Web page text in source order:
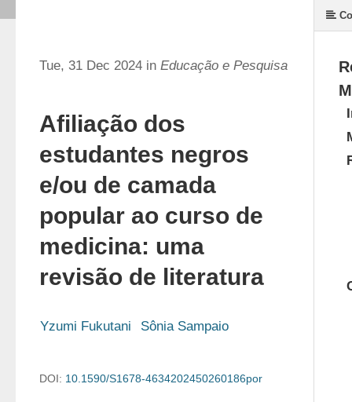
Tue, 31 Dec 2024 in Educação e Pesquisa
Afiliação dos
estudantes negros
e/ou de camada
popular ao curso de
medicina: uma
revisão de literatura
Yzumi Fukutani Sônia Sampaio
DOI: 10.1590/S1678-4634202450260186por